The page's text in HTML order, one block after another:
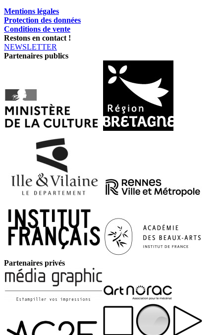
Mentions légales
Protection des données
Conditions de vente
Restons en contact !
NEWSLETTER
Partenaires publics
Partenaires privés